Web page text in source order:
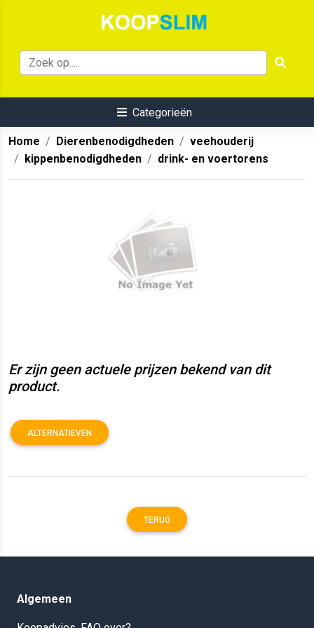
Categorieën
Home Dierenbenodigdheden
veehouderij
kippenbenodigdheden
drink- en voertorens
Er zijn geen actuele prijzen bekend van dit
product.
ALTERNATIEVEN
TERUG
Algemeen